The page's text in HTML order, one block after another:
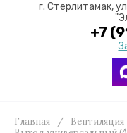
г. Стерлитамак,
+7
Главная / Вентиляция